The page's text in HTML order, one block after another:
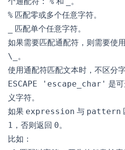
% 匹配零或多个任意字符。
匹配单个任意字符。
如果需要匹配通配符，则需要使用
\_ 。
使用通配符匹配文本时，不区分字
ESCAPE 'escape_char' 是
义字符。
如果 expression 与 pattern
1 ，否则返回 0。
比如：